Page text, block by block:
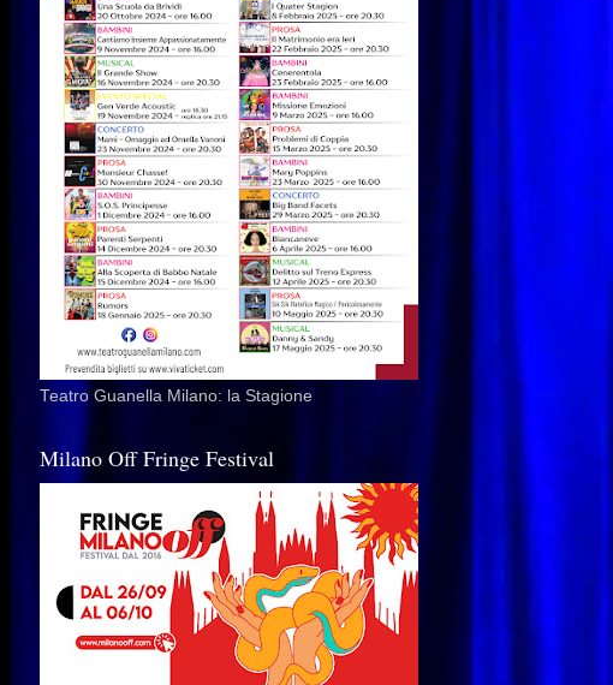
Teatro Guanella Milano: la Stagione
Milano Off Fringe Festival